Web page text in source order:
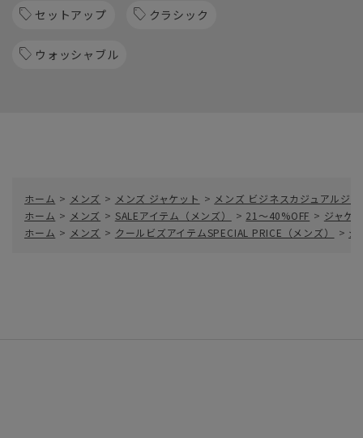
セットアップ クラシック
ウォッシャブル
ホーム > メンズ > メンズ ジャケット > メンズ ビジネスカジュアルジ
ホーム > メンズ > SALEアイテム（メンズ） > 21～40%OFF > ジャケ
ホーム > メンズ > クールビズアイテムSPECIAL PRICE（メンズ） > ジ